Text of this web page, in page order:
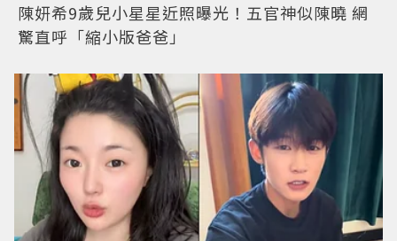
陳妍希9歲兒小星星近照曝光！五官神似陳曉 網
驚直呼「縮小版爸爸」